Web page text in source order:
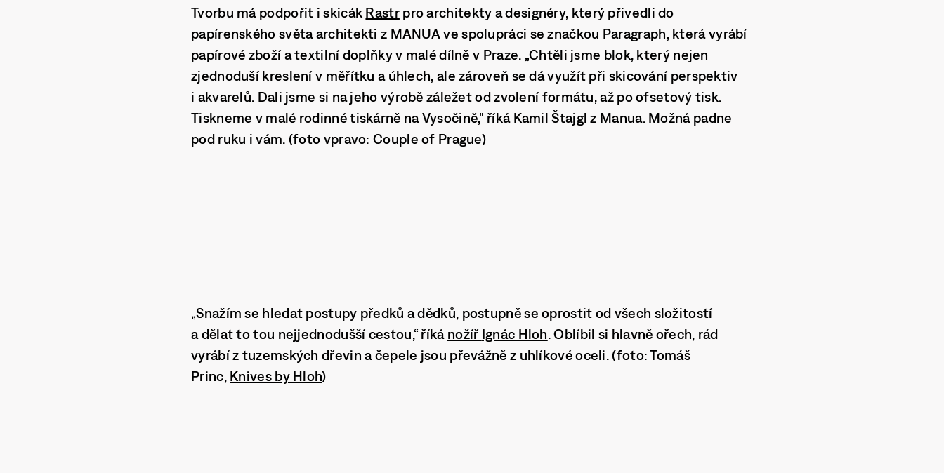
Tvorbu má podpořit i skicák Rastr pro architekty a designéry, který přivedli do
papírenského světa architekti z MANUA ve spolupráci se značkou Paragraph, která vyrábí
papírové zboží a textilní doplňky v malé dílně v Praze. „Chtěli jsme blok, který nejen
zjednoduší kreslení v měřítku a úhlech, ale zároveň se dá využít při skicování perspektiv
i akvarelů. Dali jsme si na jeho výrobě záležet od zvolení formátu, až po ofsetový tisk.
Tiskneme v malé rodinné tiskárně na Vysočině," říká Kamil Štajgl z Manua. Možná padne
pod ruku i vám. (foto vpravo: Couple of Prague)
„Snažím se hledat postupy předků a dědků, postupně se oprostit od všech složitostí
a dělat to tou nejjednodušší cestou,“ říká nožíř Ignác Hloh. Oblíbil si hlavně ořech, rád
vyrábí z tuzemských dřevin a čepele jsou převážně z uhlíkové oceli. (foto: Tomáš
Princ, Knives by Hloh)